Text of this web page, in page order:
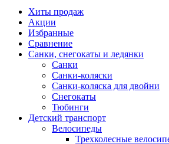
Хиты продаж
Акции
Избранные
Сравнение
Санки, снегокаты и ледянки
Санки
Санки-коляски
Санки-коляска для двойни
Снегокаты
Тюбинги
Детский транспорт
Велосипеды
Трехколесные